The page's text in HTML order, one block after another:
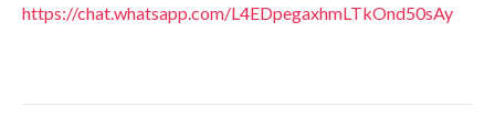
https://chat.whatsapp.com/L4EDpegaxhmLTkOnd50sAy